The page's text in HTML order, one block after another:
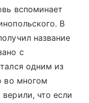
вспоминает
В
название
с
одним из
во многом
что если